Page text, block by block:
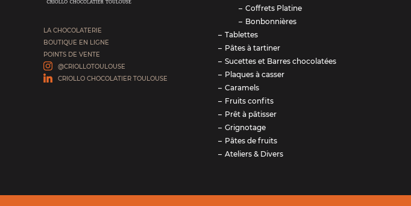
LA CHOCOLATERIE
BOUTIQUE EN LIGNE
POINTS DE VENTE
@CRIOLLOTOULOUSE
CRIOLLO CHOCOLATIER TOULOUSE
Coffrets Platine
Bonbonnières
Tablettes
Pâtes à tartiner
Sucettes et Barres chocolatées
Plaques à casser
Caramels
Fruits confits
Prêt à pâtisser
Grignotage
Pâtes de fruits
Ateliers & Divers